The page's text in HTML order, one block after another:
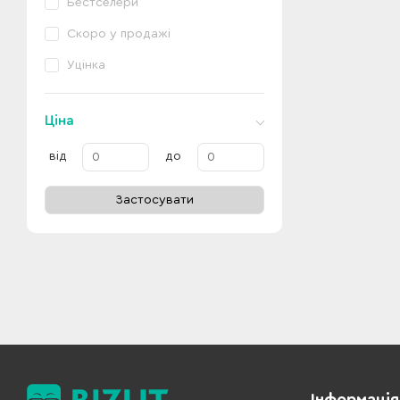
Бестселери
Скоро у продажі
Уцінка
Ціна
від до
Застосувати